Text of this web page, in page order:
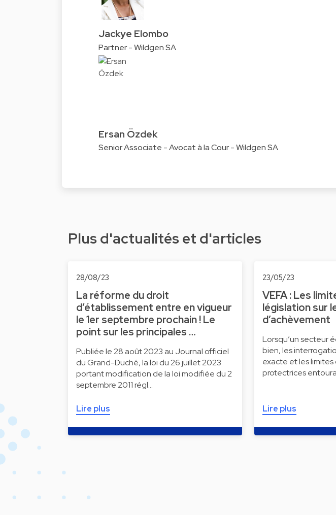
Jackye Elombo
Partner - Wildgen SA
Ersan Özdek
Senior Associate - Avocat à la Cour - Wildgen SA
Plus d'actualités et d'articles
28/08/23
La réforme du droit
d’établissement entre en vigueur
le 1er septembre prochain ! Le
point sur les principales …
Publiée le 28 août 2023 au Journal officiel
du Grand-Duché, la loi du 26 juillet 2023
portant modification de la loi modifiée du 2
septembre 2011 régl…
Lire plus
23/05/23
VEFA : Les
législation sur
d’achèvement
Lorsqu’un secteur
bien, les
exacte et les limites
protectrices
Lire plus